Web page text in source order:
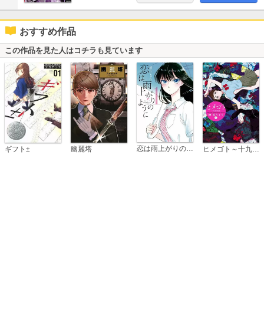
おすすめ作品
この作品を見た人はコチラも見ています
ギフト± 幽麗塔 恋は雨上がりのように